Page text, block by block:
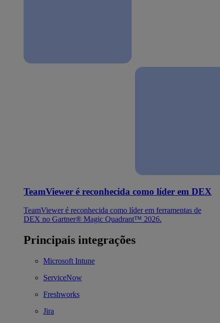
TeamViewer é reconhecida como líder em DEX
TeamViewer é reconhecida como líder em ferramentas de
DEX no Gartner® Magic Quadrant™ 2026.
Principais integrações
Microsoft Intune
ServiceNow
Freshworks
Jira